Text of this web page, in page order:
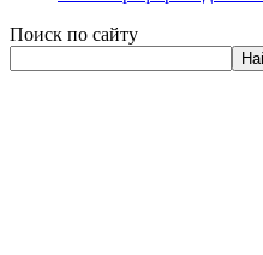
Поиск по сайту